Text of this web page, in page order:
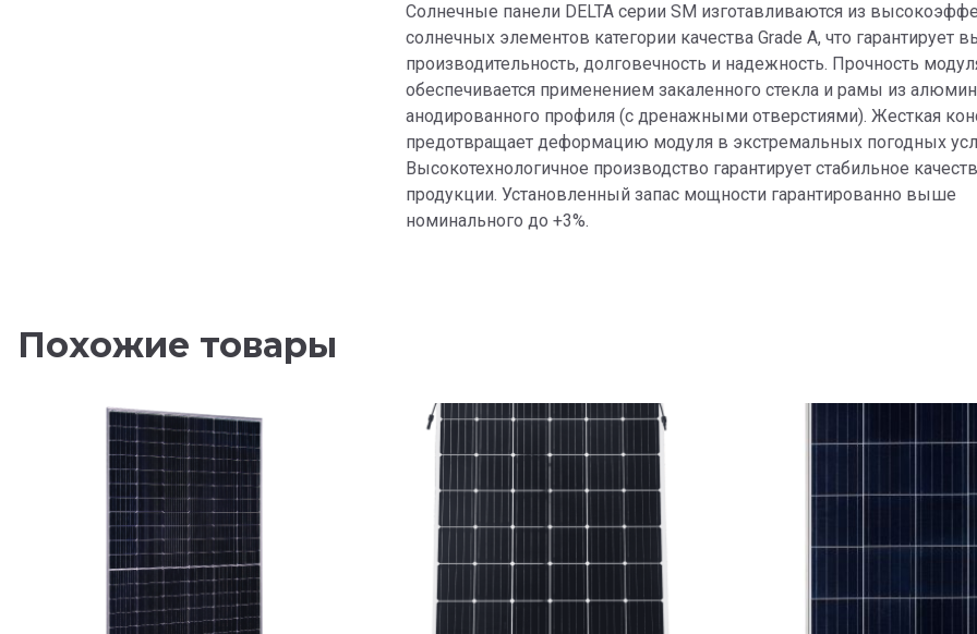
Солнечные панели DELTA серии SM изготавливаются из
солнечных элементов категории качества Grade A, что гарантирует
производительность, долговечность и надежность. Прочность
обеспечивается применением закаленного стекла и рамы из
анодированного профиля (с дренажными отверстиями). Жесткая
предотвращает деформацию модуля в экстремальных погодных
Высокотехнологичное производство гарантирует стабильное
продукции. Установленный запас мощности гарантированно выше
номинального до +3%.
Похожие товары